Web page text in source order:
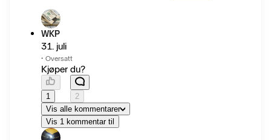
WKP
31. juli
· Oversatt
Kjøper du?
1
2
Vis alle kommentarer
Vis 1 kommentar til